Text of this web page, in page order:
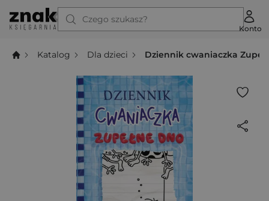
Czego szukasz?
Konto
Katalog Dla dzieci Dziennik cwaniaczka